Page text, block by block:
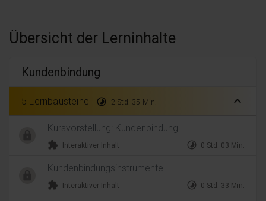
Übersicht der Lerninhalte
Kundenbindung
5 Lernbausteine timelapse 2 Std. 35 Min. expand_less
Kursvorstellung: Kundenbindung
extension Interaktiver Inhalt timelapse 0 Std. 03 Min.
Kundenbindungsinstrumente
extension Interaktiver Inhalt timelapse 0 Std. 33 Min.